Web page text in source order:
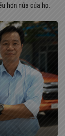
hơn nữa của họ.